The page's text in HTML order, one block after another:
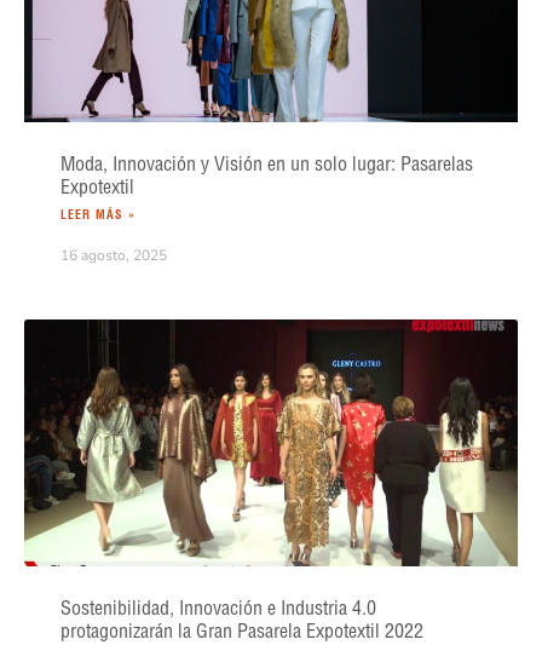
Moda, Innovación y Visión en un solo lugar: Pasarelas
Expotextil
LEER MÁS »
16 agosto, 2025
Sostenibilidad, Innovación e Industria 4.0
protagonizarán la Gran Pasarela Expotextil 2022